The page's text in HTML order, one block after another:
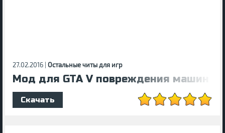
27.02.2016 | Остальные читы для игр
Мод для GTA V повреждения машин
Скачать